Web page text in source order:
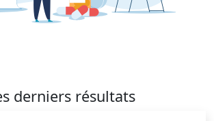
derniers résultats